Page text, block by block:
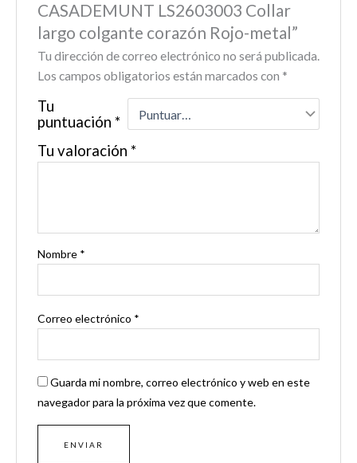
CASADEMUNT LS2603003 Collar
largo colgante corazón Rojo-metal”
Tu dirección de correo electrónico no será publicada.
Los campos obligatorios están marcados con *
Tu
puntuación *
Tu valoración *
Nombre *
Correo electrónico *
Guarda mi nombre, correo electrónico y web en este
navegador para la próxima vez que comente.